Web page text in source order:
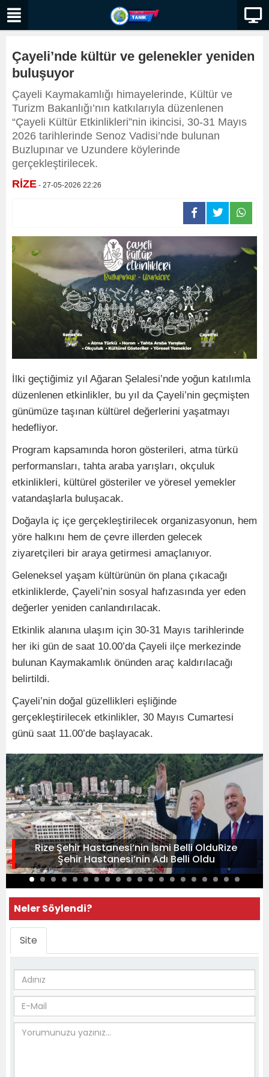
Çayeli’nde kültür ve gelenekler yeniden
buluşuyor
Çayeli Kaymakamlığı himayelerinde, Kültür ve
Turizm Bakanlığı’nın katkılarıyla düzenlenen
“Çayeli Kültür Etkinlikleri”nin ikincisi, 30-31 Mayıs
2026 tarihlerinde Senoz Vadisi’nde bulunan
Buzlupınar ve Uzundere köylerinde
gerçekleştirilecek.
RİZE - 27-05-2026 22:26
İlki geçtiğimiz yıl Ağaran Şelalesi’nde yoğun katılımla
düzenlenen etkinlikler, bu yıl da Çayeli’nin geçmişten
günümüze taşınan kültürel değerlerini yaşatmayı
hedefliyor.
Program kapsamında horon gösterileri, atma türkü
performansları, tahta araba yarışları, okçuluk
etkinlikleri, kültürel gösteriler ve yöresel yemekler
vatandaşlarla buluşacak.
Doğayla iç içe gerçekleştirilecek organizasyonun, hem
yöre halkını hem de çevre illerden gelecek
ziyaretçileri bir araya getirmesi amaçlanıyor.
Geleneksel yaşam kültürünün ön plana çıkacağı
etkinliklerde, Çayeli’nin sosyal hafızasında yer eden
değerler yeniden canlandırılacak.
Etkinlik alanına ulaşım için 30-31 Mayıs tarihlerinde
her iki gün de saat 10.00’da Çayeli ilçe merkezinde
bulunan Kaymakamlık önünden araç kaldırılacağı
belirtildi.
Çayeli’nin doğal güzellikleri eşliğinde
gerçekleştirilecek etkinlikler, 30 Mayıs Cumartesi
günü saat 11.00’de başlayacak.
Rize Şehir Hastanesi’nin İsmi Belli OlduRize
Şehir Hastanesi’nin Adı Belli Oldu
Neler Söylendi?
Site